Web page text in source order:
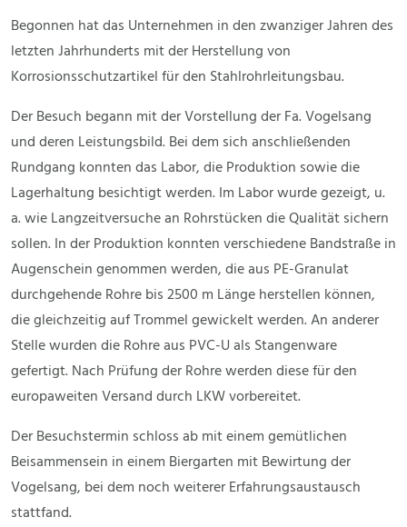
Begonnen hat das Unternehmen in den zwanziger Jahren des
letzten Jahrhunderts mit der Herstellung von
Korrosionsschutzartikel für den Stahlrohrleitungsbau.
Der Besuch begann mit der Vorstellung der Fa. Vogelsang
und deren Leistungsbild. Bei dem sich anschließenden
Rundgang konnten das Labor, die Produktion sowie die
Lagerhaltung besichtigt werden. Im Labor wurde gezeigt, u.
a. wie Langzeitversuche an Rohrstücken die Qualität sichern
sollen. In der Produktion konnten verschiedene Bandstraße in
Augenschein genommen werden, die aus PE-Granulat
durchgehende Rohre bis 2500 m Länge herstellen können,
die gleichzeitig auf Trommel gewickelt werden. An anderer
Stelle wurden die Rohre aus PVC-U als Stangenware
gefertigt. Nach Prüfung der Rohre werden diese für den
europaweiten Versand durch LKW vorbereitet.
Der Besuchstermin schloss ab mit einem gemütlichen
Beisammensein in einem Biergarten mit Bewirtung der
Vogelsang, bei dem noch weiterer Erfahrungsaustausch
stattfand.